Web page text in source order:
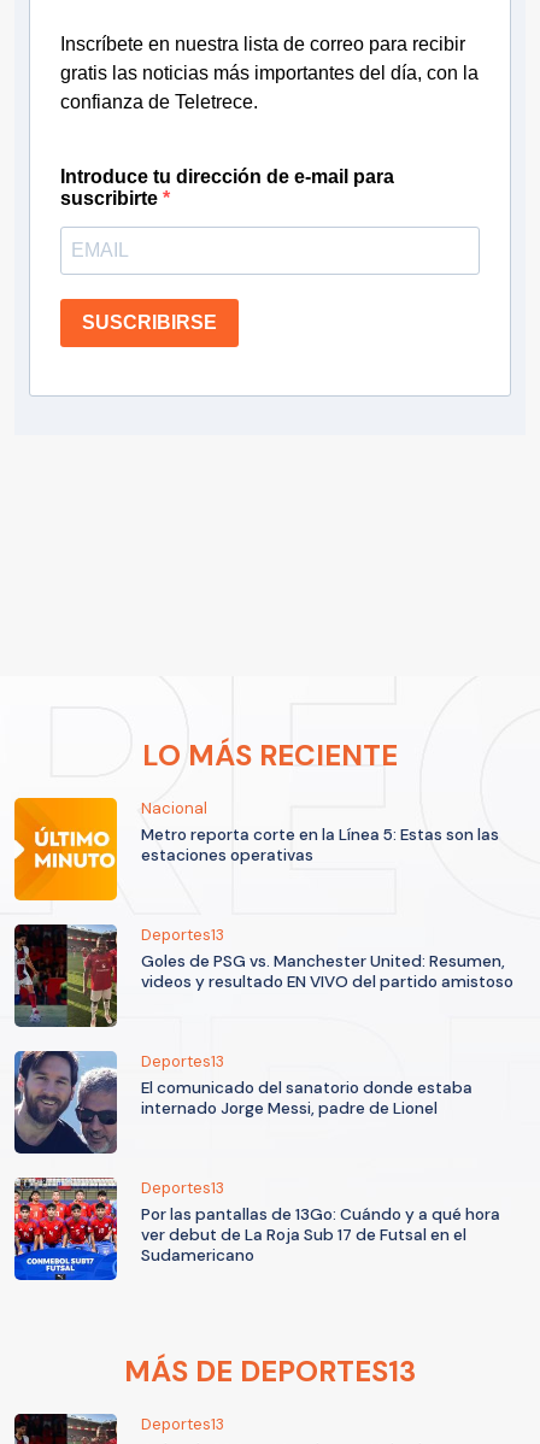
Inscríbete en nuestra lista de correo para recibir
gratis las noticias más importantes del día, con la
confianza de Teletrece.
Introduce tu dirección de e-mail para
suscribirte
SUSCRIBIRSE
LO MÁS RECIENTE
Nacional
Metro reporta corte en la Línea 5: Estas son las
estaciones operativas
Deportes13
Goles de PSG vs. Manchester United: Resumen,
videos y resultado EN VIVO del partido amistoso
Deportes13
El comunicado del sanatorio donde estaba
internado Jorge Messi, padre de Lionel
Deportes13
Por las pantallas de 13Go: Cuándo y a qué hora
ver debut de La Roja Sub 17 de Futsal en el
Sudamericano
MÁS DE DEPORTES13
Deportes13